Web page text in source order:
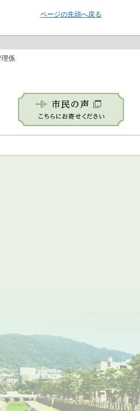
ページの先頭へ戻る
理係